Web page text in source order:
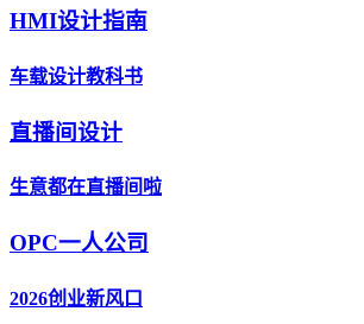
HMI设计指南
车载设计教科书
直播间设计
生意都在直播间啦
OPC一人公司
2026创业新风口